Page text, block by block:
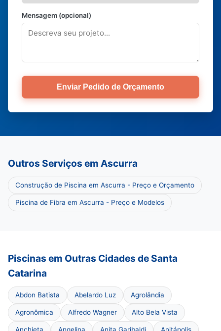
Mensagem (opcional)
Enviar Pedido de Orçamento
Outros Serviços em Ascurra
Construção de Piscina em Ascurra - Preço e Orçamento
Piscina de Fibra em Ascurra - Preço e Modelos
Piscinas em Outras Cidades de Santa
Catarina
Abdon Batista Abelardo Luz Agrolândia
Agronômica Alfredo Wagner Alto Bela Vista